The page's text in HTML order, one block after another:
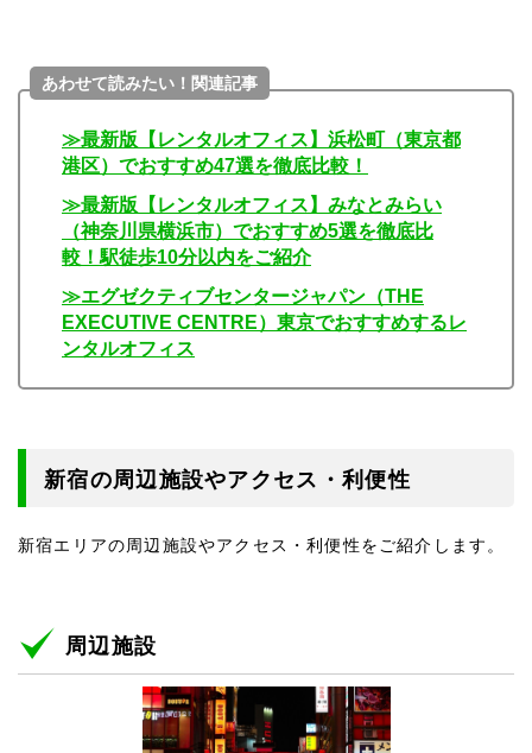
あわせて読みたい！関連記事
≫最新版【レンタルオフィス】浜松町（東京都
港区）でおすすめ47選を徹底比較！
≫最新版【レンタルオフィス】みなとみらい
（神奈川県横浜市）でおすすめ5選を徹底比
較！駅徒歩10分以内をご紹介
≫エグゼクティブセンタージャパン（THE
EXECUTIVE CENTRE）東京でおすすめするレ
ンタルオフィス
新宿の周辺施設やアクセス・利便性
新宿エリアの周辺施設やアクセス・利便性をご紹介します。
周辺施設